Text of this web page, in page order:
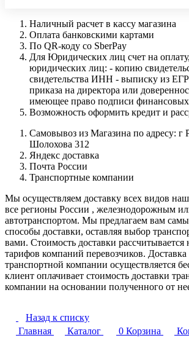
Наличный расчет в кассу магазина
Оплата банковскими картами
По QR-коду со SberPay
Для Юридических лиц счет на
юридических лиц: - копию
свидетельства ИНН - выписку из
приказа на директора или
имеющее право подписи
Возможность оформить кредит и
Самовывоз из Магазина по адресу: г
Шолохова 312
Яндекс доставка
Почта России
Транспортные компании
Мы осуществляем доставку всех видов
все регионы России , железнодорожным
автотранспортом. Мы предлагаем вам
способы доставки, оставляя выбор
вами. Стоимость доставки рассчитывается
тарифов компаний перевозчиков. Доставка
транспортной компании осуществляется
клиент оплачивает стоимость доставки
компании на основании полученного от
Назад к списку
Главная
Каталог 0 Корзина